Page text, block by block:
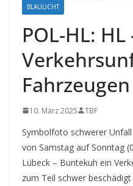
BLAULICHT
POL-HL:
Fahrzeugen
10. März 2025 TBF
Symbolfoto schwerer
von Samstag auf Sonntag
Lübeck – Buntekuh ein
zum Teil schwer